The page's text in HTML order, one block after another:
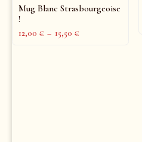
Mug Blanc Strasbourgeoise
!
12,00 € – 15,50 €